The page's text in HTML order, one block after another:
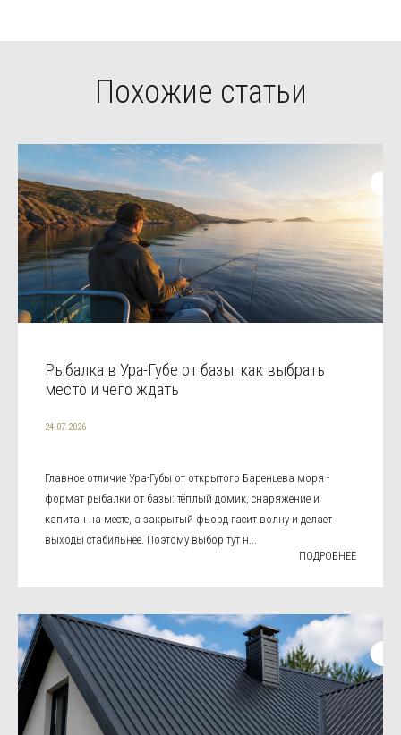
Похожие статьи
Рыбалка в Ура-Губе от базы: как выбрать
место и чего ждать
24.07.2026
Главное отличие Ура-Губы от открытого Баренцева моря -
формат рыбалки от базы: тёплый домик, снаряжение и
капитан на месте, а закрытый фьорд гасит волну и делает
выходы стабильнее. Поэтому выбор тут н...
ПОДРОБНЕЕ